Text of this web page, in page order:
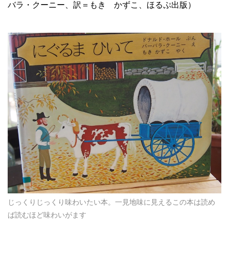
バラ・クーニー、訳＝もき かずこ、ほるぷ出版）
じっくりじっくり味わいたい本。一見地味に見えるこの本は読め
ば読むほど味わいがます